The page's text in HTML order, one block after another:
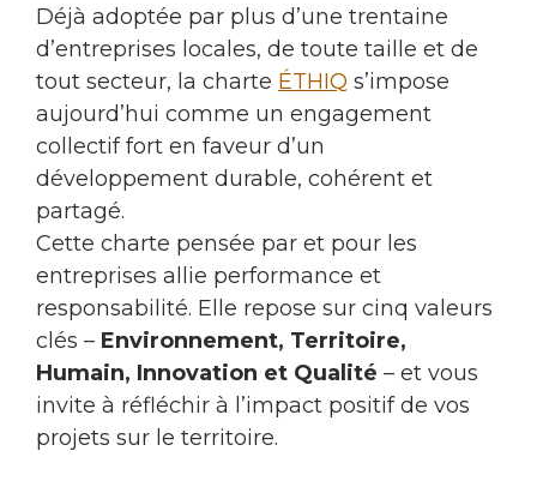
Déjà adoptée par plus d’une trentaine
d’entreprises locales, de toute taille et de
tout secteur, la charte ÉTHIQ s’impose
aujourd’hui comme un engagement
collectif fort en faveur d’un
développement durable, cohérent et
partagé.
Cette charte pensée par et pour les
entreprises allie performance et
responsabilité. Elle repose sur cinq valeurs
clés – Environnement, Territoire,
Humain, Innovation et Qualité – et vous
invite à réfléchir à l’impact positif de vos
projets sur le territoire.